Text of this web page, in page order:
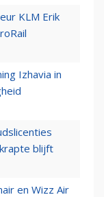
KLM Erik
Izhavia in
blijft
en Wizz Air